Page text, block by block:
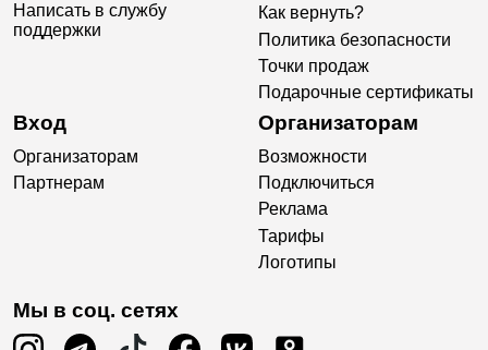
Написать в службу
поддержки
Как вернуть?
Политика безопасности
Точки продаж
Подарочные сертификаты
Вход
Организаторам
Партнерам
Организаторам
Возможности
Подключиться
Реклама
Тарифы
Логотипы
Мы в соц. сетях